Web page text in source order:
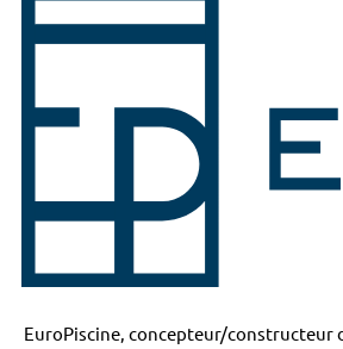
EuroPiscine, concepteur/constructeur